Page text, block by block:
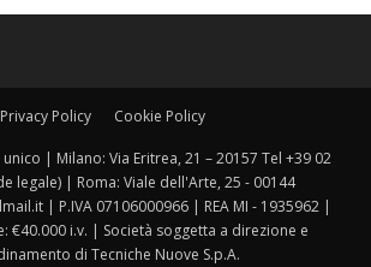
Privacy Policy Cookie Policy
| Milano: Via Eritrea, 21 – 20157 Tel +39 02
legale) | Roma: Viale dell'Arte, 25 - 00144
| P.IVA 07106000966 | REA MI - 1935962 |
€40.000 i.v. | Società soggetta a direzione e
di Tecniche Nuove S.p.A.